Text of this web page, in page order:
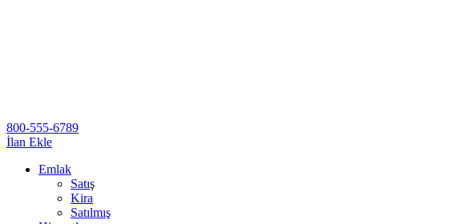
800-555-6789
İlan Ekle
Emlak
Satış
Kira
Satılmış